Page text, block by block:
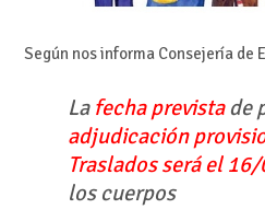
Según nos informa Consejería de
La fecha previstade
adjudicación
Traslados será el
los cuerpos